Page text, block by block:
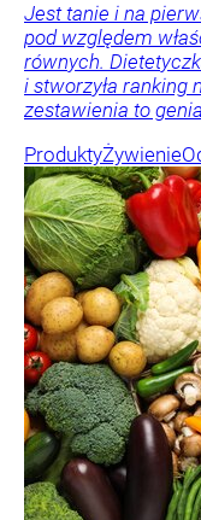
Jest tanie i na
pod względem
równych.
i stworzyła ranking
zestawienia to
ProduktyŻywienie